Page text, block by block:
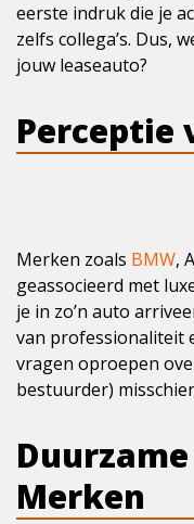
eerste indruk die je
zelfs collega’s. Dus,
jouw leaseauto?
Perceptie
Merken zoals BMW,
geassocieerd met
je in zo’n auto
van professionaliteit
vragen oproepen
bestuurder)
Merken